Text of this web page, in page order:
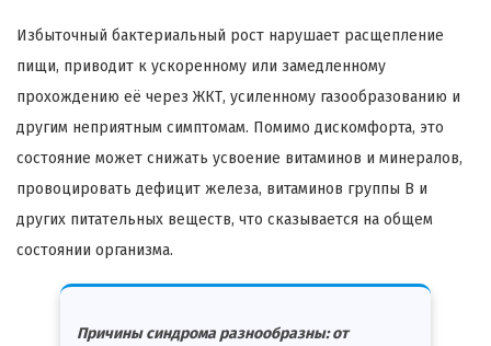
Избыточный бактериальный рост нарушает расщепление
пищи, приводит к ускоренному или замедленному
прохождению её через ЖКТ, усиленному газообразованию и
другим неприятным симптомам. Помимо дискомфорта, это
состояние может снижать усвоение витаминов и минералов,
провоцировать дефицит железа, витаминов группы B и
других питательных веществ, что сказывается на общем
состоянии организма.
Причины синдрома разнообразны: от